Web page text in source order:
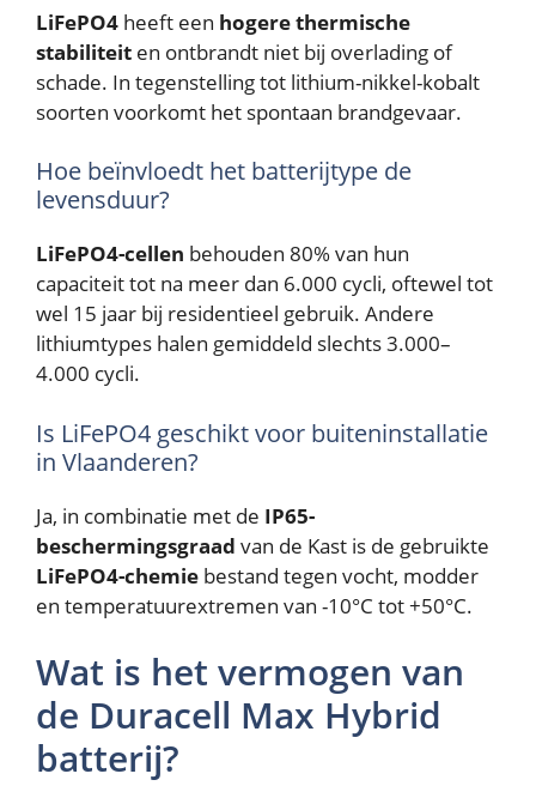
LiFePO4 heeft een hogere thermische
stabiliteit en ontbrandt niet bij overlading of
schade. In tegenstelling tot lithium-nikkel-kobalt
soorten voorkomt het spontaan brandgevaar.
Hoe beïnvloedt het batterijtype de
levensduur?
LiFePO4-cellen behouden 80% van hun
capaciteit tot na meer dan 6.000 cycli, oftewel tot
wel 15 jaar bij residentieel gebruik. Andere
lithiumtypes halen gemiddeld slechts 3.000–
4.000 cycli.
Is LiFePO4 geschikt voor buiteninstallatie
in Vlaanderen?
Ja, in combinatie met de IP65-
beschermingsgraad van de Kast is de gebruikte
LiFePO4-chemie bestand tegen vocht, modder
en temperatuurextremen van -10°C tot +50°C.
Wat is het vermogen van
de Duracell Max Hybrid
batterij?